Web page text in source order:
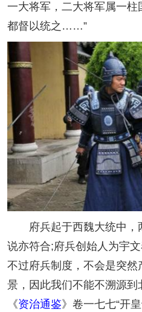
一大将军，二大将军属一
都督以统之……”
府兵起于西魏大统中，
说亦符合;府兵创始人为宇
不过府兵制度，不会是突
景，因此我们不能不溯源到
《资治通鉴》卷一七七“开